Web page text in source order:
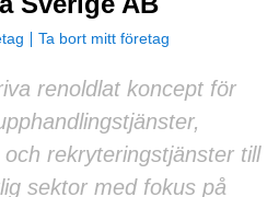
Ta bort mitt företag
renoldlat koncept för
rekryteringstjänster till
sektor med fokus på